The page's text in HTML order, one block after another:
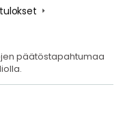
päätöstapahtumaa